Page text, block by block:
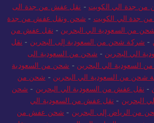
جدة الي الكويت - نقل عفش من جدة الى
جدة الي الكويت - شحن ونقل عفش من جدة
من السعودية الي البحرين - نقل عفش من
- شركة شحن من السعودية إلى البحرين - نقل
الي البحرين - شحن من السعودية الى
السعودية الي البحرين - شحن من السعودية
شحن من السعودية الي البحرين - شحن من
- نقل عفش من السعودية الي البحرين - شحن
البحرين - نقل عفش من السعودية الي
من الرياض إلى البحرين - شحن عفش من